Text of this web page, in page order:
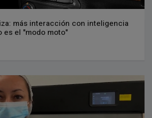
más interacción con inteligencia
es el "modo moto"